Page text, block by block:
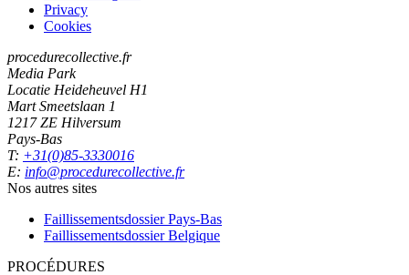
Privacy
Cookies
procedurecollective.fr
Media Park
Locatie Heideheuvel H1
Mart Smeetslaan 1
1217 ZE Hilversum
Pays-Bas
T: +31(0)85-3330016
E: info@procedurecollective.fr
Nos autres sites
Faillissementsdossier Pays-Bas
Faillissementsdossier Belgique
PROCÉDURES